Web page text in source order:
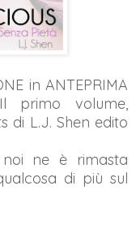
in ANTEPRIMA
primo volume,
di L.J. Shen edito
ne è rimasta
di più sul